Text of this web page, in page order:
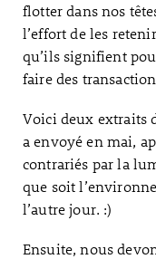
flotter dans nos
l’effort de les
qu’ils signifient
faire des
Voici deux extraits
a envoyé en mai,
contrariés par la
que soit
l’autre jour. :)
Ensuite, nous